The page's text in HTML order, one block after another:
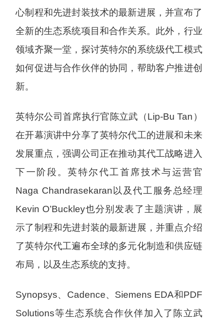
心制程和先进封装技术的最新进展，并宣布了
全新的生态系统项目和合作关系。此外，行业
领域齐聚一堂，探讨英特尔的系统级代工模式
如何促进与合作伙伴的协同，帮助客户推进创
新。
英特尔公司首席执行官陈立武（Lip-Bu Tan）
在开幕演讲中分享了英特尔代工的进展和未来
发展重点，强调公司正在推动其代工战略进入
下一阶段。英特尔代工首席技术与运营官
Naga Chandrasekaran以及代工服务总经理
Kevin O’Buckley也分别发表了主题演讲，展
示了制程和先进封装的最新进展，并重点介绍
了英特尔代工遍布全球的多元化制造和供应链
布局，以及生态系统的支持。
Synopsys、Cadence、Siemens EDA和PDF
Solutions等生态系统合作伙伴加入了陈立武